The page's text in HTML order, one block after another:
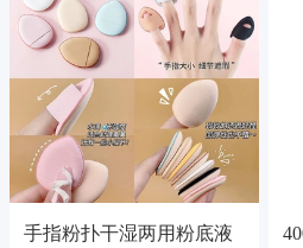
手指粉扑干湿两用粉底液